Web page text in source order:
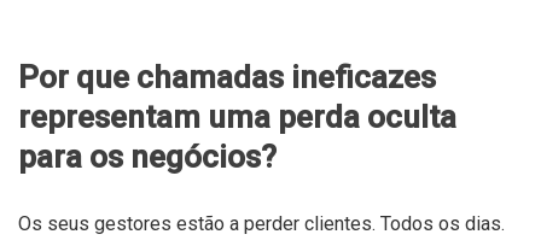
Por que chamadas ineficazes
representam uma perda oculta
para os negócios?
Os seus gestores estão a perder clientes. Todos os dias.